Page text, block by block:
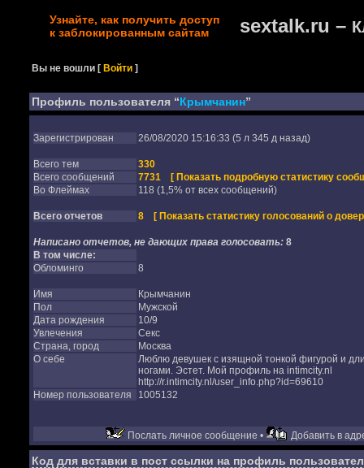
Узнайте, как получить доступ
к заблокированным сайтам
sextalk.ru –
Вы не вошли [Войти ]
Профиль пользователя “Крымчанин”
Зарегистрирован 26/08/2020 15:16:33 (5 л 345 д назад)
Всего тем
330
Всего сообщений
7731
[ Показать подробную статистику
Во Флеймах
118 (1,5% от всех сообщений)
Всего отчетов 8 [ Показать статистику голосований о
Написано отчетов, не дающих права голосовать: 8
В том числе:
Обломинго
8
Имя
Крымчанин
Пол
Мужской
Дата рождения
10/9
Увлечения
Секс
Страна, город
Москва
О себе
Люблю девушек с изящной тонкой фигурой и
ногами. Эстет. Мой профиль на intimcity.nl
http://r.intimcity.nl/user_info.php?id=69610
Номер пользователя
1005132
Послать личное сообщение • Добавить в
Код для вставки в пост ссылки на профиль